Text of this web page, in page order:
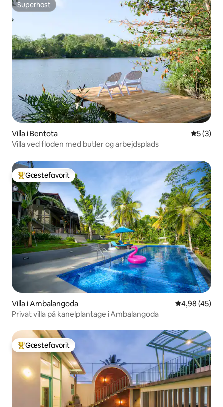
Superhost
Superhost
Villa i Bentota 5 ud af 5
5 (3)
Villa ved floden med butler og arbejdsplads
Bedste gæstefavorit
Gæstefavorit
Villa i Ambalangoda 4,98 ud af 5 i
4,98 (45)
Privat villa på kanelplantage i Ambalangoda
Bedste gæstefavorit
Gæstefavorit